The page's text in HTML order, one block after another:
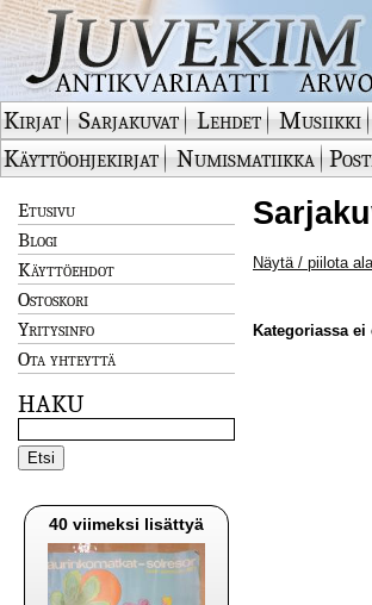
Kirjat Sarjakuvat Lehdet Musiikki
Käyttöohjekirjat
Numismatiikka
Etusivu
Blogi
Käyttöehdot
Ostoskori
Yritysinfo
Ota yhteyttä
HAKU
40 viimeksi lisättyä
Näytä / piilota
Kategoriassa